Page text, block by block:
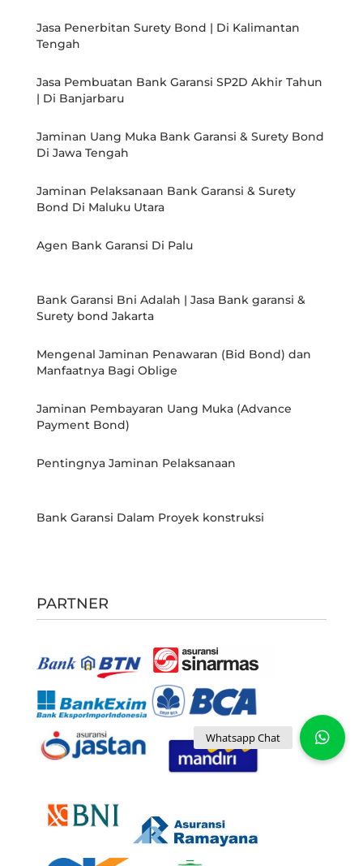
Jasa Penerbitan Surety Bond | Di Kalimantan
Tengah
Jasa Pembuatan Bank Garansi SP2D Akhir Tahun
| Di Banjarbaru
Jaminan Uang Muka Bank Garansi & Surety Bond
Di Jawa Tengah
Jaminan Pelaksanaan Bank Garansi & Surety
Bond Di Maluku Utara
Agen Bank Garansi Di Palu
Bank Garansi Bni Adalah | Jasa Bank garansi &
Surety bond Jakarta
Mengenal Jaminan Penawaran (Bid Bond) dan
Manfaatnya Bagi Oblige
Jaminan Pembayaran Uang Muka (Advance
Payment Bond)
Pentingnya Jaminan Pelaksanaan
Bank Garansi Dalam Proyek konstruksi
PARTNER